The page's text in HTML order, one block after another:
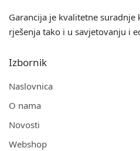
Garancija je kvalitetne
rješenja tako i u savjetovanju i
Izbornik
Naslovnica
O nama
Novosti
Webshop